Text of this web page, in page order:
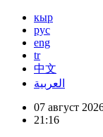
кыр
рус
eng
tr
中文
العربية
07 август
21:16